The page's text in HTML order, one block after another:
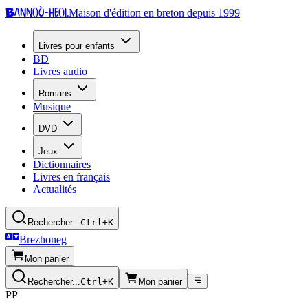
Bannoù-heolMaison d'édition en breton depuis 1999
Livres pour enfants
BD
Livres audio
Romans
Musique
DVD
Jeux
Dictionnaires
Livres en français
Actualités
Rechercher...Ctrl+K
Brezhoneg
Mon panier
Rechercher...Ctrl+K Mon panier
PP